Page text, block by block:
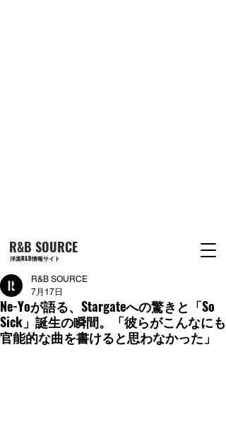
R&B SOURCE
洋楽R&B情報サイト
Ne-Yoが語る、Stargateへの驚きと「So
Sick」誕生の瞬間。「彼らがこんなにも
官能的な曲を書けると思わなかった」
R&B SOURCE
7月17日